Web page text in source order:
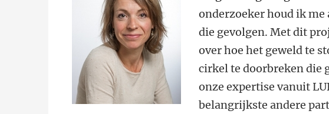
onderzoeker houd ik me
die gevolgen. Met dit
over hoe het geweld te
cirkel te doorbreken die
onze expertise vanuit
belangrijkste andere